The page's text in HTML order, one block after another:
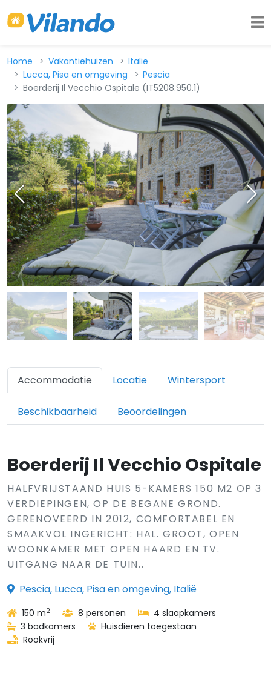
Home Vakantiehuizen
Italië
Lucca, Pisa en omgeving
Pescia
Boerderij Il Vecchio Ospitale (IT5208.950.1)
Accommodatie Locatie Wintersport
Beschikbaarheid Beoordelingen
Boerderij Il Vecchio Ospitale
HALFVRIJSTAAND HUIS 5-KAMERS 150 M2 OP 3
VERDIEPINGEN, OP DE BEGANE GROND.
GERENOVEERD IN 2012, COMFORTABEL EN
SMAAKVOL INGERICHT: HAL. GROOT, OPEN
WOONKAMER MET OPEN HAARD EN TV.
UITGANG NAAR DE TUIN..
Pescia, Lucca, Pisa en omgeving, Italië
150 m2 8 personen
4 slaapkamers
3 badkamers
Huisdieren toegestaan
Rookvrij